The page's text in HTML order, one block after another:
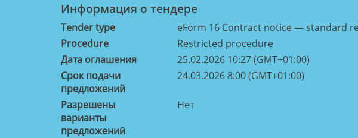
Информация о тендерe
Tender type
eForm 16 Contract notice — standard
Procedure
Restricted procedure
Дата оглашения
25.02.2026 10:27 (GMT+01:00)
Срок подачи
предложений
24.03.2026 8:00 (GMT+01:00)
Разрешены
варианты
предложений
Нет